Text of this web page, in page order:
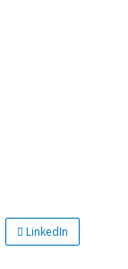
LinkedIn